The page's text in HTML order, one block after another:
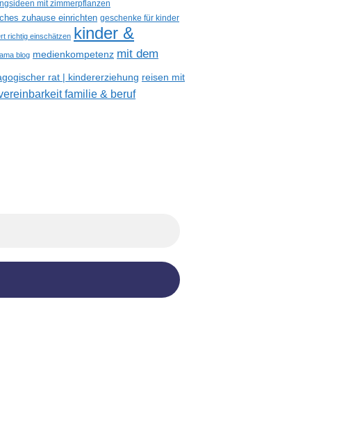
mit zimmerpflanzen
zuhause einrichten geschenke für kinder
richtig einschätzen kinder &
blog medienkompetenz mit dem
rat | kindererziehung reisen mit
familie & beruf